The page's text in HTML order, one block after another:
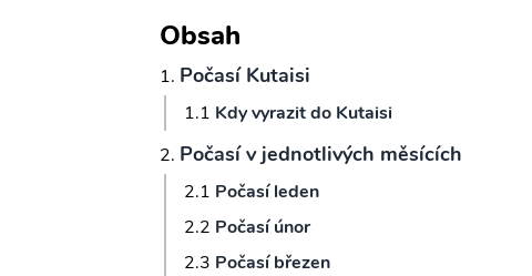
Obsah
Počasí Kutaisi
Kdy vyrazit do Kutaisi
Počasí v jednotlivých měsících
Počasí leden
Počasí únor
Počasí březen